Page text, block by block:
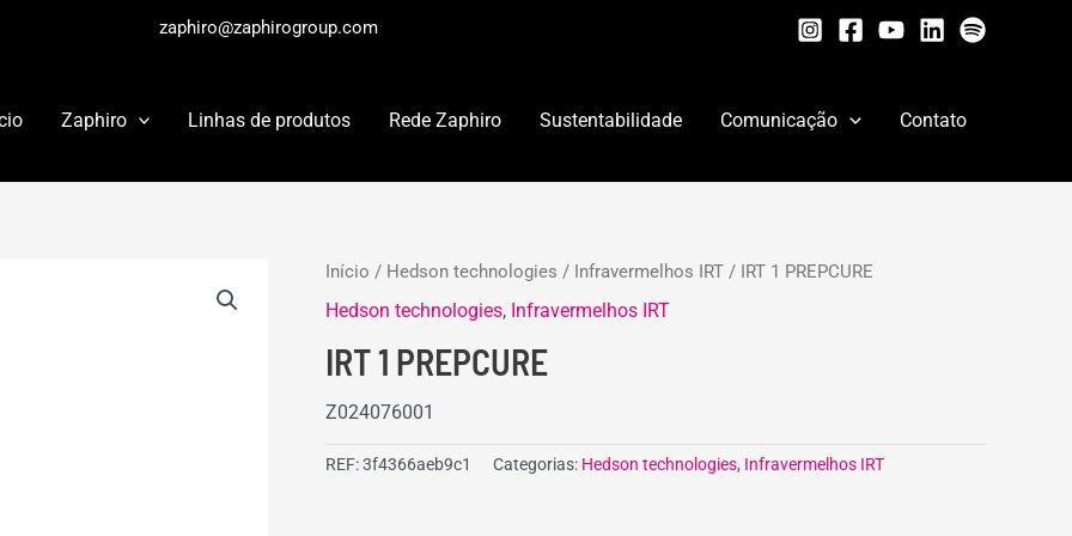
zaphiro@zaphirogroup.com
Zaphiro Linhas de produtos Rede Zaphiro Sustentabilidade Comunicação Contato
Início / Hedson technologies / Infravermelhos IRT / IRT 1 PREPCURE
Hedson technologies, Infravermelhos IRT
IRT 1 PREPCURE
Z024076001
REF:3f4366aeb9c1 Categorias: Hedson technologies, Infravermelhos IRT